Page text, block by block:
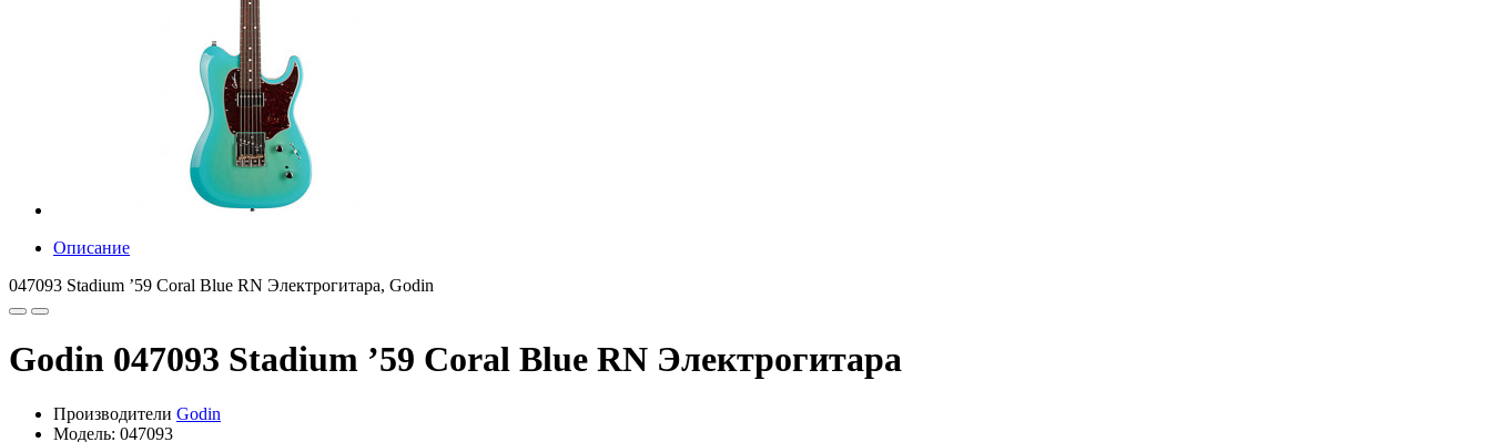
Описание
047093 Stadium ’59 Coral Blue RN Электрогитара, Godin
Godin 047093 Stadium ’59 Coral Blue RN Электрогитара
Производители Godin
Модель: 047093